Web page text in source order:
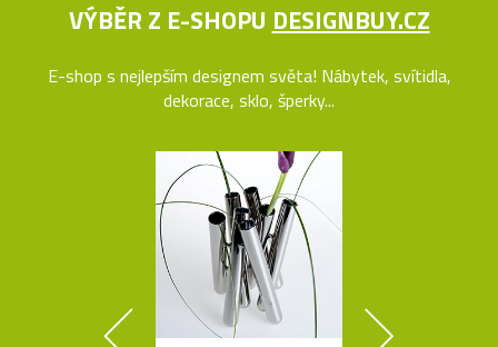
VÝBĚR Z E-SHOPU DESIGNBUY.CZ
E-shop s nejlepším designem světa! Nábytek, svítidla,
dekorace, sklo, šperky...